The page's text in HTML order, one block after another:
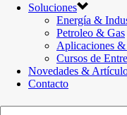
Soluciones
Energía &
Petroleo & Gas
Aplicaciones
Cursos de
Novedades &
Contacto